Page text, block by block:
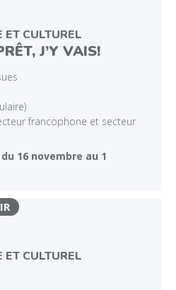
ET CULTUREL
J’Y VAIS!
francophone et secteur
16 novembre au 1
ET CULTUREL